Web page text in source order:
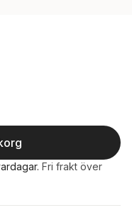
. Fri frakt över